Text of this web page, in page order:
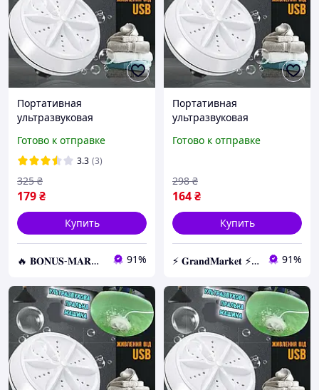
Портативная
ультразвуковая
мини-USB Mini Wash,
Дорожная стиралка от
повербанка
Готово к отправке
3.3 (3)
179₴
325 ₴
Купить
🔥 𝐁𝐎𝐍𝐔𝐒-𝐌𝐀𝐑𝐊𝐄𝐓 🔥 – Трендовые товары по лучшим ценам 91%
Портативная
ультразвуковая
мини-USB Mini Wash,
повербанка
Готово к отправке
164₴
298 ₴
Купить
⚡️ 𝐆𝐫𝐚𝐧𝐝𝐌𝐚𝐫𝐤𝐞𝐭 ⚡️ – Трендовые товары по самым низким ценам 91%